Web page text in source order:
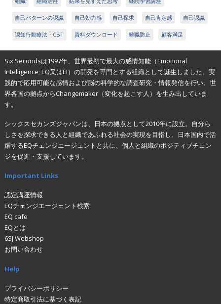
自己パターンの認識 自己効力感 自己探求 自己肯定感 自己認識
認知行動療法・CBT 資料ダウンロード 離職防止 顧客満足
Six Secondsは1997年、世界最初で最大の感情知能（Emotional
Intelligence; EQ又はEI）の開発を専門とする組織として誕生しました。実
践的で応用可能な感情および脳の科学的な調査研究・情報発信を行い、世
界各国の拠点からChangemaker（変化を起こす人）を生み出していま
す。
シックスセカンズジャパンは、日本の拠点として2010年に設立。自分ら
しさを探求できる人と組織であふれる社会の実現を目指し、日本国内で活
躍するEQチェンジエージェントと共に、個人と組織のポジティブチェン
ジを促進・支援しています。
Important Links
認定講座情報
EQチェンジエージェント検索
EQ cafe
EQとは
6SJ Webshop
お問い合わせ
Help
プライバシーポリシー
特定商取引法に基づく表記